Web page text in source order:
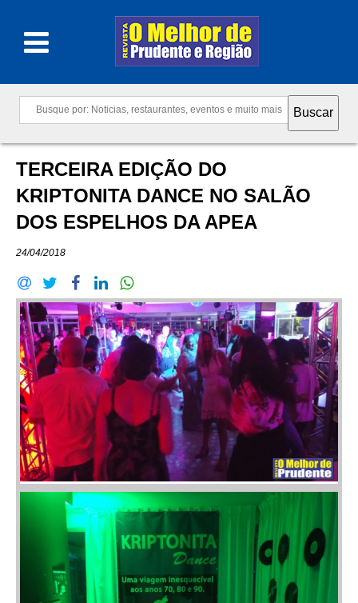
TERCEIRA EDIÇÃO DO
KRIPTONITA DANCE NO SALÃO
DOS ESPELHOS DA APEA
24/04/2018